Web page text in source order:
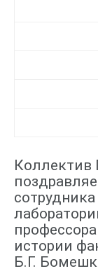
Коллектив
истории
Б.Г.